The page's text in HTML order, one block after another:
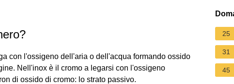
con l'ossigeno dell'aria o dell'acqua formando ossido
Nell'inox è il cromo a legarsi con l'ossigeno
di ossido di cromo: lo strato passivo.
25
31
45